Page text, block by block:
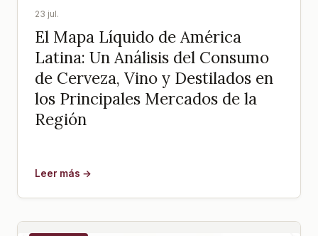
23 jul.
El Mapa Líquido de América
Latina: Un Análisis del Consumo
de Cerveza, Vino y Destilados en
los Principales Mercados de la
Región
Leer más →